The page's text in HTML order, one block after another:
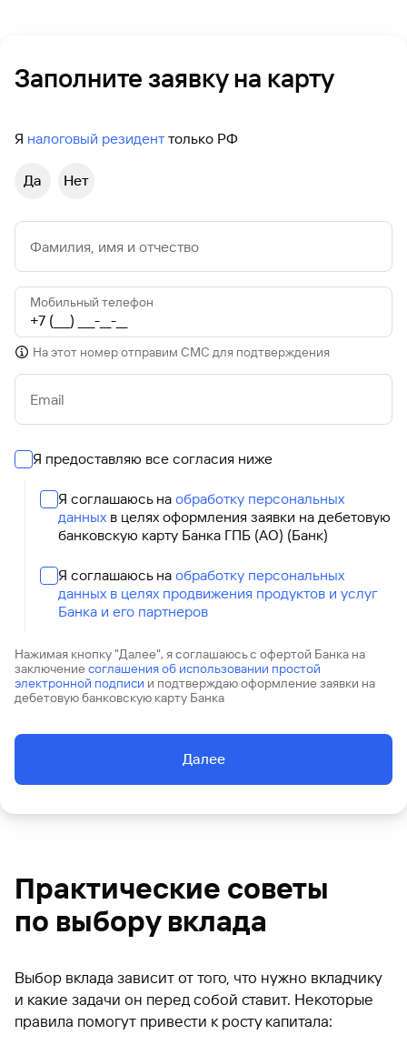
Заполните заявку на карту
Я налоговый резиденттолько РФ
Да Нет
Фамилия, имя и отчество
Мобильный телефон
На этот номер отправим СМС для подтверждения
Email
Я предоставляю все согласия ниже
Я соглашаюсь на обработку персональных
данных в целях оформления заявки на дебетовую
банковскую карту Банка ГПБ (АО) (Банк)
Я соглашаюсь на обработку персональных
данных в целях продвижения продуктов и услуг
Банка и его партнеров
Нажимая кнопку "Далее", я соглашаюсь с офертой Банка на
заключениесоглашения об использовании простой
электронной подписи и подтверждаю оформление заявки на
дебетовую банковскую карту Банка
Далее
Практические советы
по выбору вклада
Выбор вклада зависит от того, что нужно вкладчику
и какие задачи он перед собой ставит. Некоторые
правила помогут привести к росту капитала: